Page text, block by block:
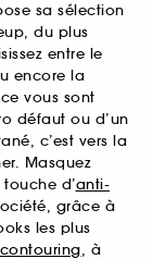
sa sélection
du plus
entre le
encore la
vous sont
défaut ou d’un
c’est vers la
Masquez
d’anti-
grâce à
les plus
contouring, à